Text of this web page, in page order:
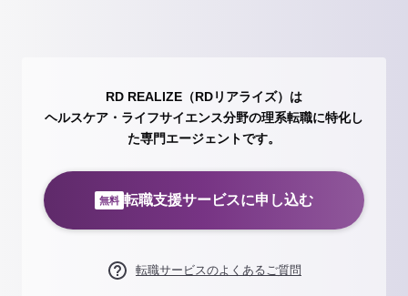
RD REALIZE（RDリアライズ）は
ヘルスケア・ライフサイエンス分野の理系転職に特化し
た専門エージェントです。
無料 転職支援サービスに申し込む
転職サービスのよくあるご質問